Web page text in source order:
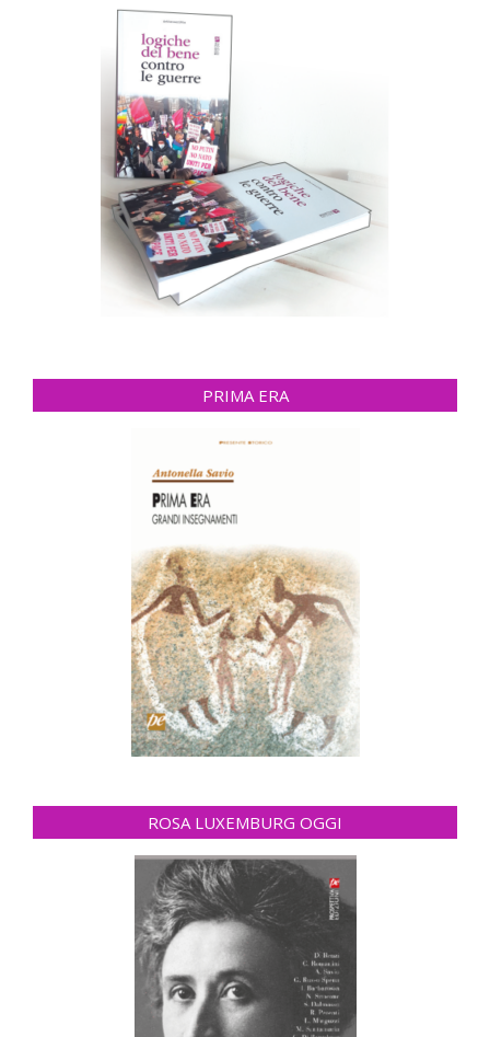
PRIMA ERA
ROSA LUXEMBURG OGGI